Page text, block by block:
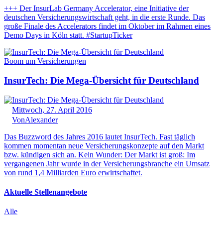
+++ Der InsurLab Germany Accelerator, eine Initiative der
deutschen Versicherungswirtschaft geht, in die erste Runde. Das
große Finale des Accelerators findet im Oktober im Rahmen eines
Demo Days in Köln statt. #StartupTicker
Boom um Versicherungen
InsurTech: Die Mega-Übersicht für Deutschland
Mittwoch, 27. April 2016
VonAlexander
Das Buzzword des Jahres 2016 lautet InsurTech. Fast täglich
kommen momentan neue Versicherungskonzepte auf den Markt
bzw. kündigen sich an. Kein Wunder: Der Markt ist groß: Im
vergangenen Jahr wurde in der Versicherungsbranche ein Umsatz
von rund 1,4 Milliarden Euro erwirtschaftet.
Aktuelle Stellenangebote
Alle